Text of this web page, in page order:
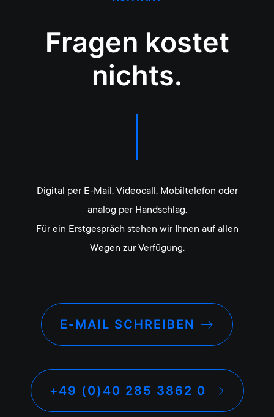
Fragen kostet
nichts.
Digital per E-Mail, Videocall, Mobiltelefon oder
analog per Handschlag.
Für ein Erstgespräch stehen wir Ihnen auf allen
Wegen zur Verfügung.
E-MAIL SCHREIBEN
+49 (0)40 285 3862 0